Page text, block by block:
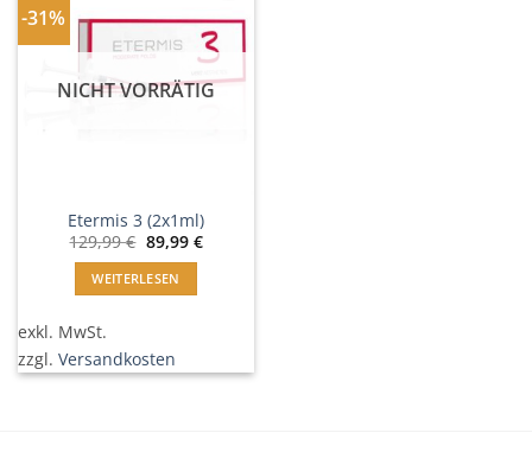
-31%
In
Wunschliste
einfügen
NICHT VORRÄTIG
Etermis 3 (2x1ml)
129,99€ Ursprünglicher
Preis
war:
129,99 €
89,99 €Aktueller
Preis
WEITERLESEN
exkl. MwSt.
zzgl. Versandkosten